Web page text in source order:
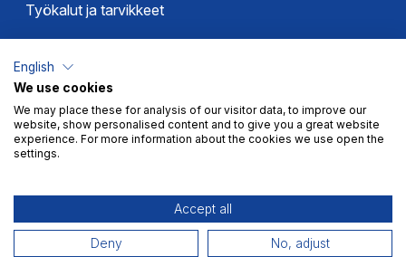
Työkalut ja tarvikkeet
Altech
Alterna
Novipro
Votec
Myyntiehdot Tietosuoja
English
We use cookies
We may place these for analysis of our visitor data, to improve our
website, show personalised content and to give you a great website
experience. For more information about the cookies we use open the
settings.
Accept all
Deny No, adjust